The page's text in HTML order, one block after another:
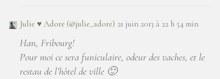
Julie ♥ Adore (@julie_adore) 21 juin 2013 à 22 h 54 min
Han, Fribourg!
Pour moi ce sera funiculaire, odeur des vaches, et le
restau de l’hôtel de ville 🙂